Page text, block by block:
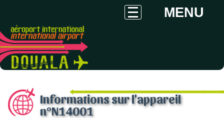
MENU
Informations sur l'appareil
n°N14001